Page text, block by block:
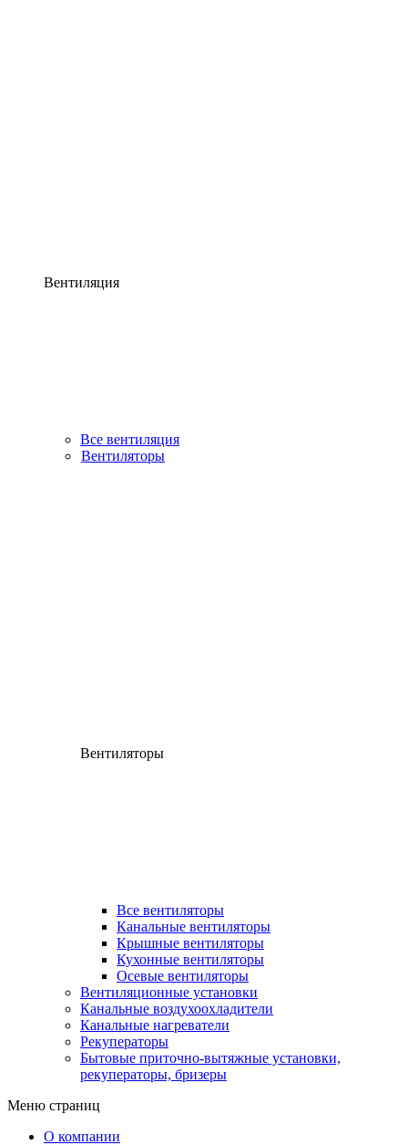
Вентиляция
Все вентиляция
Вентиляторы
Вентиляторы
Все вентиляторы
Канальные вентиляторы
Крышные вентиляторы
Кухонные вентиляторы
Осевые вентиляторы
Вентиляционные установки
Канальные воздухоохладители
Канальные нагреватели
Рекуператоры
Бытовые приточно-вытяжные установки,
рекуператоры, бризеры
Меню страниц
О компании